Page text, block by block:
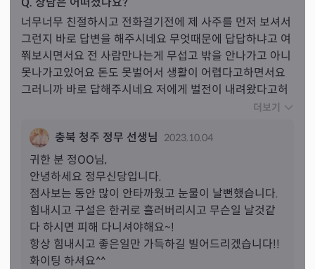
너무너무 친절하시고 전화걸기전에 제 사주를 먼저 보셔서
그런지 바로 답변을 해주시네요 무엇때문에 답답하냐고 여
쭤보시면서요 전 사람만나는게 무섭고 밖을 안나가고 아니
못나가고있어요 돈도 못벌어서 생활이 어렵다고하면서요
그러니까 바로 답해주시네요 저에게 벌전이 내려왔다고허
시면서 산내림받은 사람그리고 우리와같은 일을 하고 있는
는데 대나무사 흔들렸다고말했고요 그사이 엄마가 대나무
뺏어서 신내림 받았다고했었어요 한달도 안되어서 엄마 포
기하고 안하고있다고했더니 저희집엔 이런일을해야하는사
람이 필요한데 안해서 그렇다네요 벌전 무서운건데... 하필
나에게... 사람을 만나는게 무서운게 벌전때문이라니.. 대충
은 내가 벌받고있네 싶긴했지만.. 잘못한것도 없는데 왜 이
런게 오냐 싶은 맘이 들기도하지만요... 벌전을 없애는 방법
을 가르쳐주시긴했는데.. 할수있으면 좋겠어요 우선은 이것
더보기
충북 청주 정무 선생님 2023.10.04
귀한 분 정OO님,
안녕하세요 정무신당입니다.
점사보는 동안 많이 안타까웠고 눈물이 날뻔했습니다.
힘내시고 구설은 한귀로 흘러버리시고 무슨일 날것같
다 하시면 피해 다니셔야해요~!
항상 힘내시고 좋은일만 가득하길 빌어드리겠습니다!!
화이팅 하셔요^^